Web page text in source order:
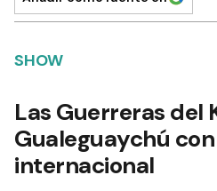
SHOW
Las Guerreras del
Gualeguaychú
internacional